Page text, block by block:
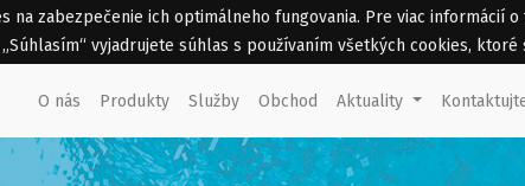
na zabezpečenie ich optimálneho fungovania. Pre viac informácií
vyjadrujete súhlas s používaním všetkých cookies,
O nás Produkty Služby Obchod Aktuality